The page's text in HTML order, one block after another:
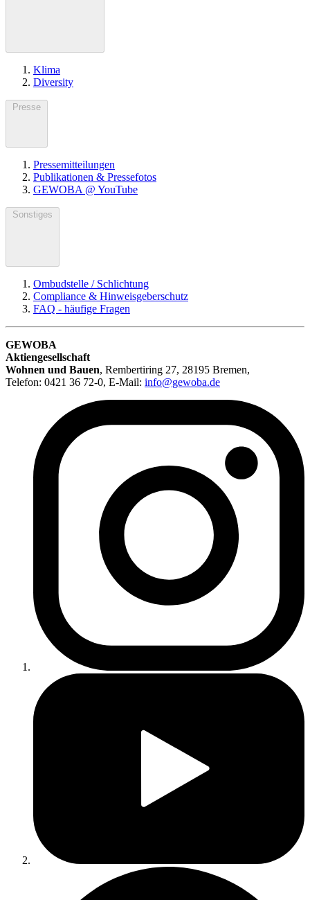
Klima
Diversity
Presse
Pressemitteilungen
Publikationen & Pressefotos
GEWOBA @ YouTube
Sonstiges
Ombudstelle / Schlichtung
Compliance & Hinweisgeberschutz
FAQ - häufige Fragen
GEWOBA
Aktiengesellschaft
Wohnen und Bauen, Rembertiring 27, 28195 Bremen,
Telefon: 0421 36 72-0, E-Mail: info@gewoba.de